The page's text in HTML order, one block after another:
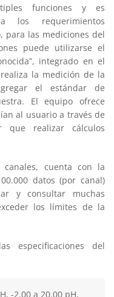
funciones y es
a los requerimientos
para las mediciones del
puede utilizarse el
integrado en el
la medición de la
el estándar de
El equipo ofrece
al usuario a través de
que realizar cálculos
cuenta con la
datos (por canal)
y consultar muchas
los límites de la
especificaciones del
-2.00 a 20.00 pH,